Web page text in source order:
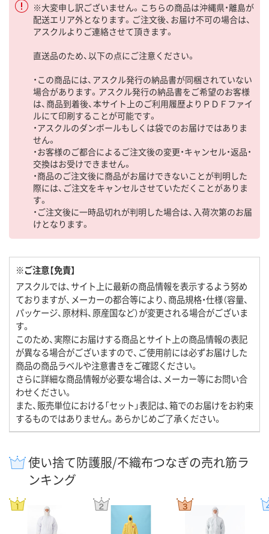
※大変申し訳ございません。こちらの商品は沖縄県・離島が
配送エリア外となります。ご注文後、お届け不可の場合は、
アスクルよりご連絡させて頂きます。
直送品のため、以下の点にご注意ください。
・この商品には、アスクル発行の納品書が同梱されていない
場合があります。アスクル発行の納品書をご希望のお客様
は、商品到着後、本サイト上のご利用履歴よりＰＤＦファイ
ルにて印刷することが可能です。
・アスクルのダンボールもしくは袋でのお届けではありま
せん。
・お客様のご都合によるご注文後の変更・キャンセル・返品・
交換はお受けできません。
・商品のご注文後に商品がお届けできないことが判明した
際には、ご注文をキャンセルさせていただくことがありま
す。
・ご注文後に一時品切れが判明した場合は、入荷次第のお届
けとなります。
※ご注意【免責】
アスクルでは、サイト上に最新の商品情報を表示するよう努め
ておりますが、メーカーの都合等により、商品規格・仕様（容量、
パッケージ、原材料、原産国など）が変更される場合がございま
す。
このため、実際にお届けする商品とサイト上の商品情報の表記
が異なる場合がございますので、ご使用前には必ずお届けした
商品の商品ラベルや注意書きをご確認ください。
さらに詳細な商品情報が必要な場合は、メーカー等にお問い合
わせください。
また、販売単位における「セット」表記は、箱でのお届けをお約束
するものではありません。あらかじめご了承ください。
使い捨て防護服/不織布つなぎの売れ筋ラ
ンキング